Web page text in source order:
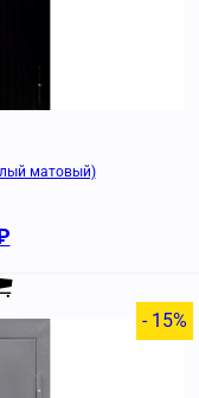
матовый)
- 15%